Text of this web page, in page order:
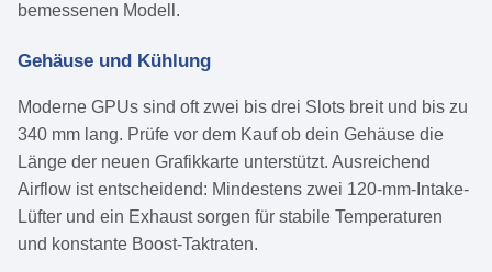
bemessenen Modell.
Gehäuse und Kühlung
Moderne GPUs sind oft zwei bis drei Slots breit und bis zu
340 mm lang. Prüfe vor dem Kauf ob dein Gehäuse die
Länge der neuen Grafikkarte unterstützt. Ausreichend
Airflow ist entscheidend: Mindestens zwei 120-mm-Intake-
Lüfter und ein Exhaust sorgen für stabile Temperaturen
und konstante Boost-Taktraten.